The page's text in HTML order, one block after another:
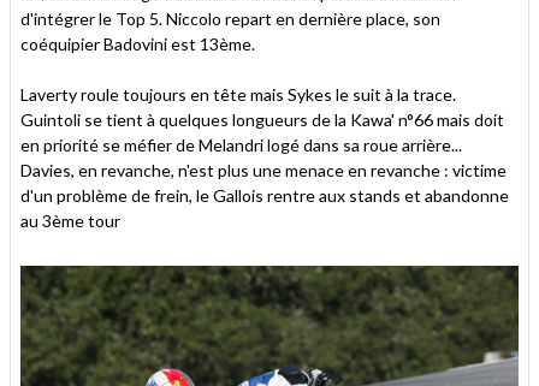
d'intégrer le Top 5. Niccolo repart en dernière place, son
coéquipier Badovini est 13ème.
Laverty roule toujours en tête mais Sykes le suit à la trace.
Guintoli se tient à quelques longueurs de la Kawa' n°66 mais doit
en priorité se méfier de Melandri logé dans sa roue arrière...
Davies, en revanche, n'est plus une menace en revanche : victime
d'un problème de frein, le Gallois rentre aux stands et abandonne
au 3ème tour